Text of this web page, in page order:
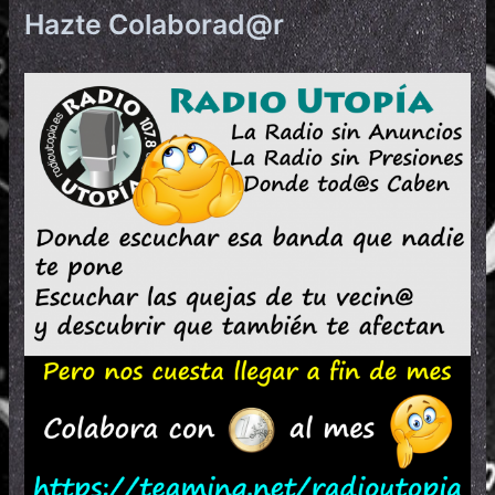
Hazte Colaborad@r